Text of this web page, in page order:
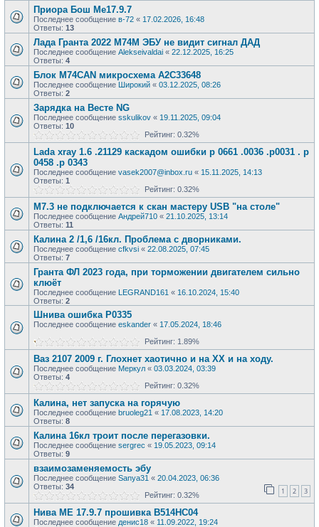
Приора Бош Ме17.9.7
Последнее сообщение в-72 « 17.02.2026, 16:48
Ответы: 13
Лада Гранта 2022 М74М ЭБУ не видит сигнал ДАД
Последнее сообщение Alekseivaldai « 22.12.2025, 16:25
Ответы: 4
Блок М74CAN микросхема A2C33648
Последнее сообщение Широкий « 03.12.2025, 08:26
Ответы: 2
Зарядка на Весте NG
Последнее сообщение sskulikov « 19.11.2025, 09:04
Ответы: 10
Рейтинг: 0.32%
Lada xray 1.6 .21129 каскадом ошибки р 0661 .0036 .р0031 . р
0458 .р 0343
Последнее сообщение vasek2007@inbox.ru « 15.11.2025, 14:13
Ответы: 1
Рейтинг: 0.32%
М7.3 не подключается к скан мастеру USB "на столе"
Последнее сообщение Андрей710 « 21.10.2025, 13:14
Ответы: 11
Калина 2 /1,6 /16кл. Проблема с дворниками.
Последнее сообщение cfkvsi « 22.08.2025, 07:45
Ответы: 7
Гранта ФЛ 2023 года, при торможении двигателем сильно
клюёт
Последнее сообщение LEGRAND161 « 16.10.2024, 15:40
Ответы: 2
Шнива ошибка Р0335
Последнее сообщение eskander « 17.05.2024, 18:46
Рейтинг: 1.89%
Ваз 2107 2009 г. Глохнет хаотично и на ХХ и на ходу.
Последнее сообщение Меркул « 03.03.2024, 03:39
Ответы: 4
Рейтинг: 0.32%
Калина, нет запуска на горячую
Последнее сообщение bruoleg21 « 17.08.2023, 14:20
Ответы: 8
Калина 16кл троит после перегазовки.
Последнее сообщение sergrec « 19.05.2023, 09:14
Ответы: 9
взаимозаменяемость эбу
Последнее сообщение Sanya31 « 20.04.2023, 06:36
Ответы: 34 1 2 3
Рейтинг: 0.32%
Нива МЕ 17.9.7 прошивка В514НС04
Последнее сообщение денис18 « 11.09.2022, 19:24